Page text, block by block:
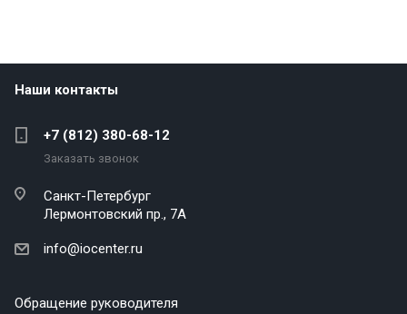
Наши контакты
+7 (812) 380-68-12
Заказать звонок
Санкт-Петербург
Лермонтовский пр., 7А
info@iocenter.ru
Обращение руководителя